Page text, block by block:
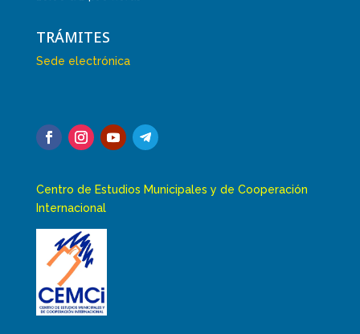
TRÁMITES
Sede electrónica
Centro de Estudios Municipales y de Cooperación
Internacional